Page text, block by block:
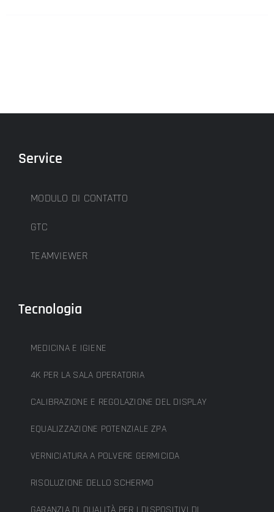
Service
MODULO DI CONTATTO
GTC
TEAMVIEWER
Tecnologia
MEDICINA E IGIENE
4K PER LA SALA OPERATORIA
CALIBRAZIONE E REGOLAZIONE DEL DISPLAY
EQUALIZZAZIONE POTENZIALE ZPA
VERNICIATURA A POLVERE GERMICIDA
RISOLUZIONE DELLO SCHERMO